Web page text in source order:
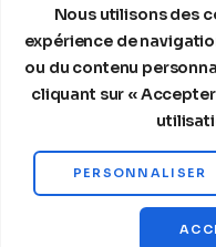
Nous utilisons des
expérience de
ou du contenu
cliquant sur «
PERSONNALISER